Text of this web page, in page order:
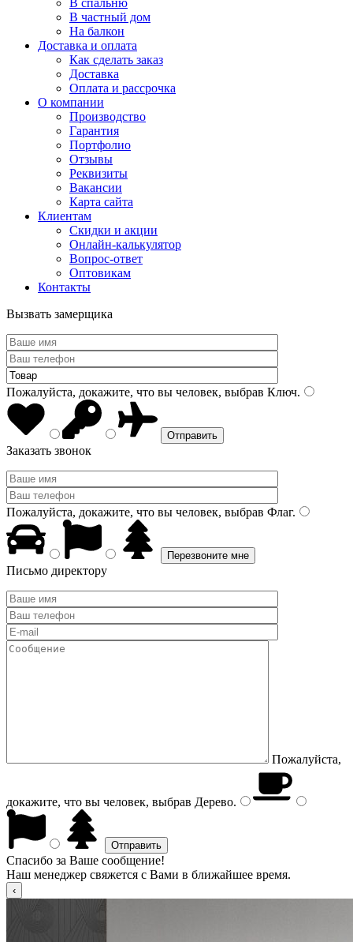
В спальню
В частный дом
На балкон
Доставка и оплата
Как сделать заказ
Доставка
Оплата и рассрочка
О компании
Производство
Гарантия
Портфолио
Отзывы
Реквизиты
Вакансии
Карта сайта
Клиентам
Скидки и акции
Онлайн-калькулятор
Вопрос-ответ
Оптовикам
Контакты
Вызвать замерщика
Пожалуйста, докажите, что вы человек, выбрав Ключ.
Заказать звонок
Пожалуйста, докажите, что вы человек, выбрав Флаг.
Письмо директору
Пожалуйста,
докажите, что вы человек, выбрав Дерево.
Спасибо за Ваше сообщение!
Наш менеджер свяжется с Вами в ближайшее время.